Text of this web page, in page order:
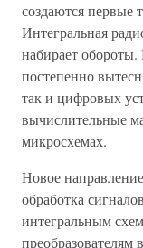
создаются первые
Интегральная
набирает
постепенно
так и цифровых
вычислительные
микросхемах.
Новое
обработка
интегральным
преобразователям